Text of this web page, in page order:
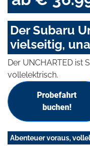
Der Subaru
vielseitig,
Der UNCHARTED ist
vollelektrisch.
Probefahrt
buchen!
Abenteuer voraus,